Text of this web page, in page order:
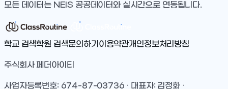
모든 데이터는 NEIS 공공데이터와 실시간으로 연동됩니다.
학교 검색학원 검색문의하기 이용약관개인정보처리방침
주식회사 페더아이티
사업자등록번호: 674-87-03736 · 대표자: 김정화 ·